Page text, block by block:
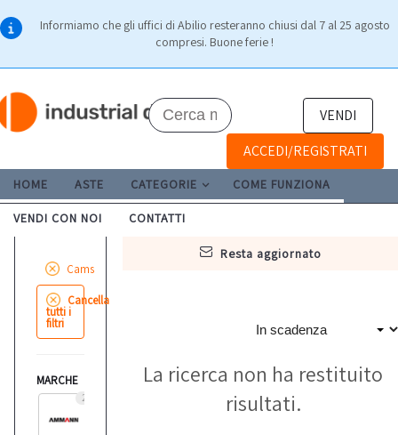
Informiamo che gli uffici di Abilio resteranno chiusi dal 7 al 25 agosto
compresi. Buone ferie !
VENDI
ACCEDI/REGISTRATI
HOME ASTE CATEGORIE COME FUNZIONA
VENDI CON NOI CONTATTI
resta aggiornato
Cams
Cancella
tutti i
filtri
MARCHE
2
La ricerca non ha restituito
risultati.